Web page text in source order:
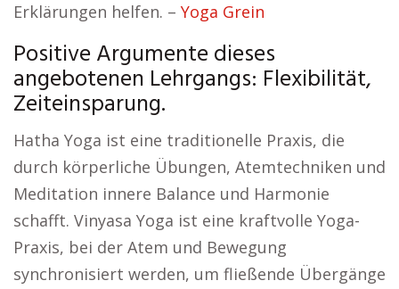
Erklärungen helfen. – Yoga Grein
Positive Argumente dieses
angebotenen Lehrgangs: Flexibilität,
Zeiteinsparung.
Hatha Yoga ist eine traditionelle Praxis, die
durch körperliche Übungen, Atemtechniken und
Meditation innere Balance und Harmonie
schafft. Vinyasa Yoga ist eine kraftvolle Yoga-
Praxis, bei der Atem und Bewegung
synchronisiert werden, um fließende Übergänge